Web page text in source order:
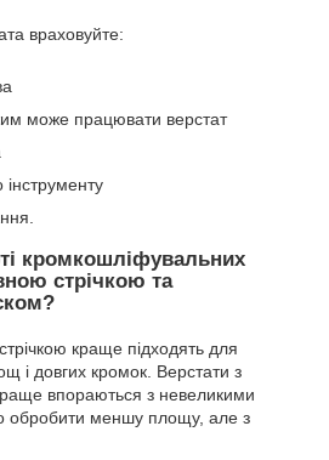
враховуйте:
може працювати верстат
кромкошліфувальних
стрічкою та
краще підходять для
і довгих кромок. Верстати з
впораються з невеликими
обробити меншу площу, але з